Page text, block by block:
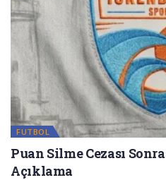
FUTBOL
Puan Silme Cezası
Açıklama